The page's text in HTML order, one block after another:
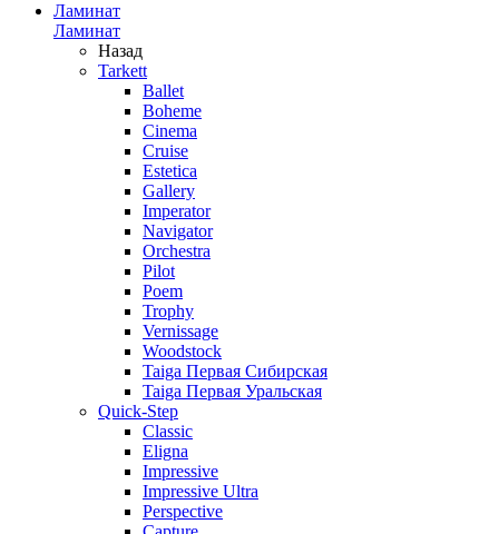
Ламинат
Ламинат
Назад
Tarkett
Ballet
Boheme
Cinema
Cruise
Estetica
Gallery
Imperator
Navigator
Orchestra
Pilot
Poem
Trophy
Vernissage
Woodstock
Taiga Первая Сибирская
Taiga Первая Уральская
Quick-Step
Classic
Eligna
Impressive
Impressive Ultra
Perspective